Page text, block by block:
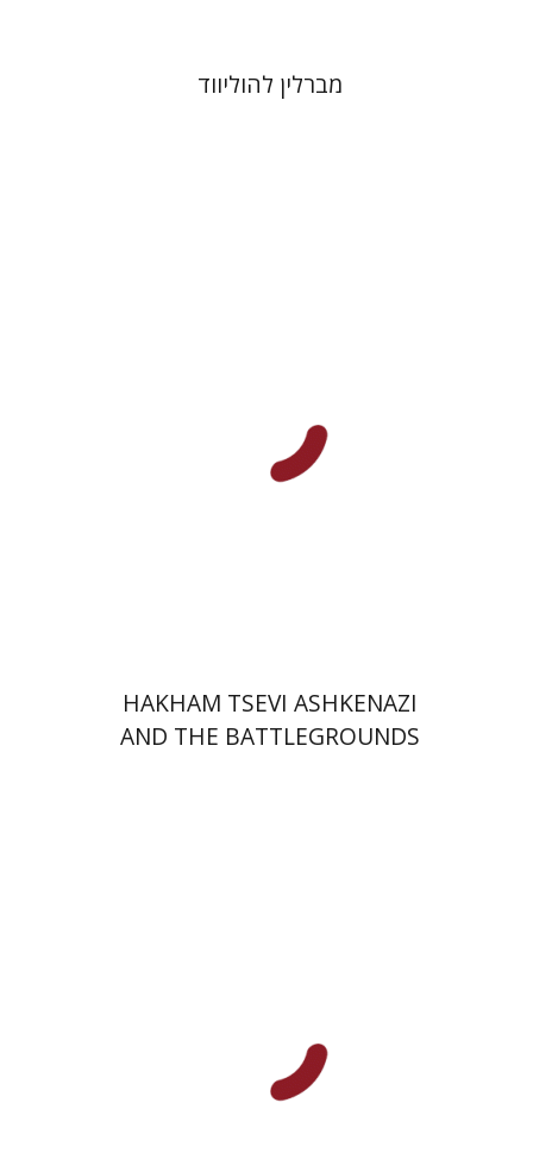
מברלין להוליווד
HAKHAM TSEVI ASHKENAZI
AND THE BATTLEGROUNDS